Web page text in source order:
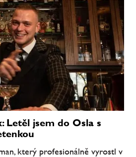
Letěl jsem do Osla s
který profesionálně vyrostl v